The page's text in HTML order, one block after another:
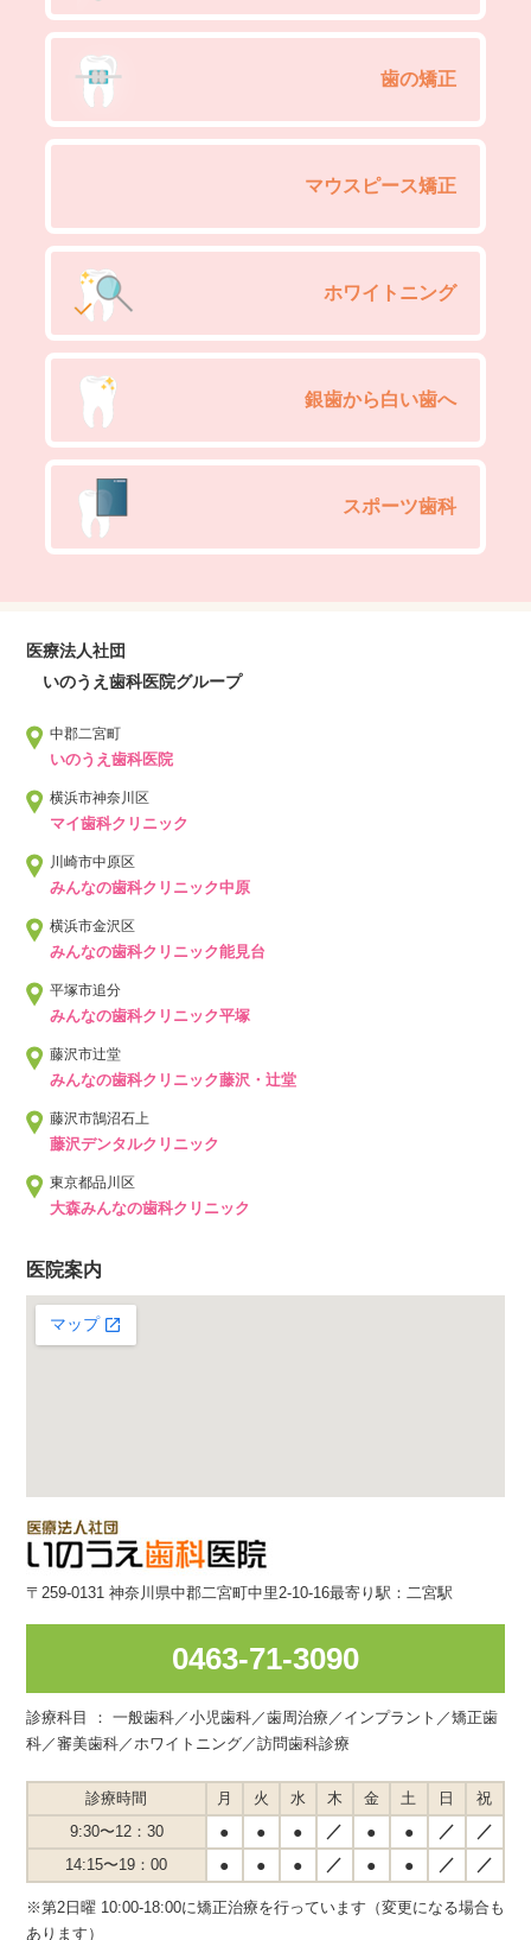
歯の矯正
マウスピース矯正
ホワイトニング
銀歯から白い歯へ
スポーツ歯科
医療法人社団
いのうえ歯科医院グループ
中郡二宮町
いのうえ歯科医院
横浜市神奈川区
マイ歯科クリニック
川崎市中原区
みんなの歯科クリニック中原
横浜市金沢区
みんなの歯科クリニック能見台
平塚市追分
みんなの歯科クリニック平塚
藤沢市辻堂
みんなの歯科クリニック藤沢・辻堂
藤沢市鵠沼石上
藤沢デンタルクリニック
東京都品川区
大森みんなの歯科クリニック
医院案内
〒259-0131 神奈川県中郡二宮町中里2-10-16最寄り駅：二宮駅
0463-71-3090
診療科目 ： 一般歯科／小児歯科／歯周治療／インプラント／矯正歯
科／審美歯科／ホワイトニング／訪問歯科診療
診療時間 月 火 水 木 金 土 日
祝
9:30〜12：30
● ● ● ／ ● ● ／ ／
14:15〜19：00 ● ● ● ／ ● ● ／ ／
※第2日曜 10:00-18:00に矯正治療を行っています（変更になる場合も
あります）